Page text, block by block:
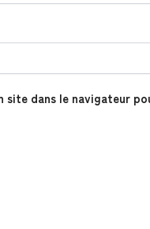
dans le navigateur